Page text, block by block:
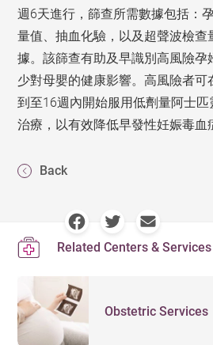
週6天進行，篩查所需數據包括：
量值、抽血化驗，以及超聲波檢查
據。該篩查有助及早識別高風險孕
少對母嬰的健康影響。高風險者
到至16週內開始服用低劑量阿士
治療，以有效降低早發性妊娠毒血
Back
Related Centers & Services
Obstetric Services